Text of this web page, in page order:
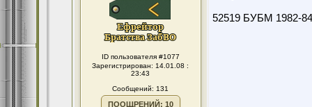
ID пользователя #1077
Зарегистрирован: 14.01.08 :
23:43
Сообщений: 131
ПООЩРЕНИЙ: 10
52519 БУБМ 1982-84